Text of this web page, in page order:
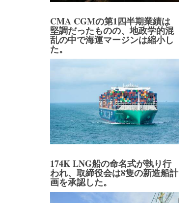
CMA CGMの第1四半期業績は
堅調だったものの、地政学的混
乱の中で海運マージンは縮小し
た。
174K LNG船の命名式が執り行
われ、取締役会は8隻の新造船計
画を承認した。